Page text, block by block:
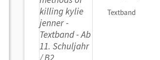
Textband